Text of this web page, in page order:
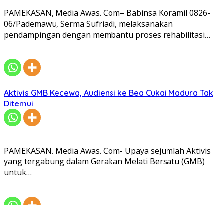
PAMEKASAN, Media Awas. Com– Babinsa Koramil 0826-
06/Pademawu, Serma Sufriadi, melaksanakan
pendampingan dengan membantu proses rehabilitasi…
Aktivis GMB Kecewa, Audiensi ke Bea Cukai Madura Tak
Ditemui
PAMEKASAN, Media Awas. Com- Upaya sejumlah Aktivis
yang tergabung dalam Gerakan Melati Bersatu (GMB)
untuk…